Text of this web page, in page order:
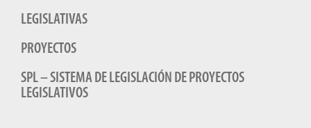
LEGISLATIVAS
PROYECTOS
SPL – SISTEMA DE LEGISLACIÓN DE PROYECTOS
LEGISLATIVOS